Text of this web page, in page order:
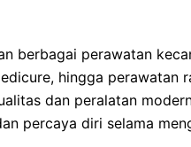
berbagai perawatan
hingga perawatan
dan peralatan
percaya diri selama